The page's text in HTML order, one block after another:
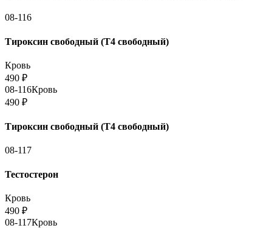
08-116
Тироксин свободный (Т4 свободный)
Кровь
490 ₽
08-116Кровь
490 ₽
Тироксин свободный (Т4 свободный)
08-117
Тестостерон
Кровь
490 ₽
08-117Кровь